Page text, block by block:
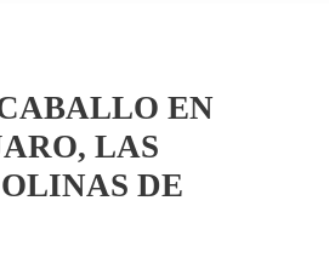
EN
LAS
DE